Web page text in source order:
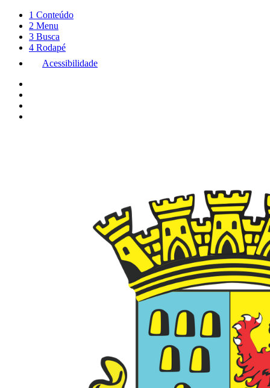
1 Conteúdo
2 Menu
3 Busca
4 Rodapé
Acessibilidade